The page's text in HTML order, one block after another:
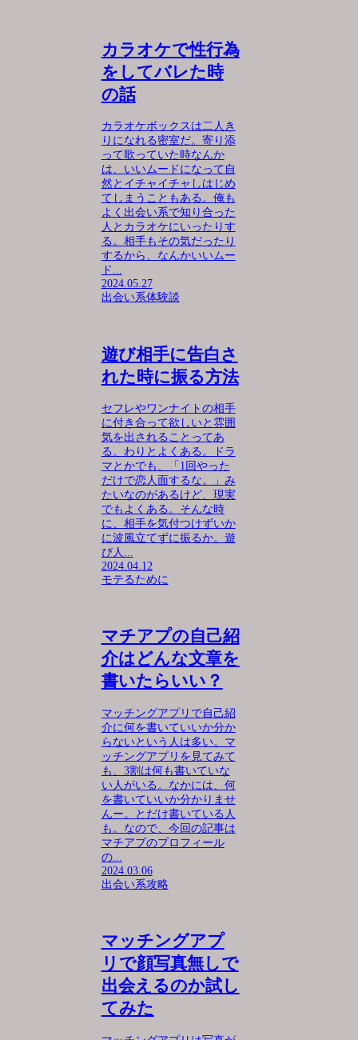
カラオケで性行為
をしてバレた時
の話
カラオケボックスは二人き
りになれる密室だ。寄り添
って歌っていた時なんか
は、いいムードになって自
然とイチャイチャしはじめ
てしまうこともある。俺も
よく出会い系で知り合った
人とカラオケにいったりす
る。相手もその気だったり
するから、なんかいいムー
ド...
2024.05.27
出会い系体験談
遊び相手に告白さ
れた時に振る方法
セフレやワンナイトの相手
に付き合って欲しいと雰囲
気を出されることってあ
る。わりとよくある。ドラ
マとかでも、「1回やった
だけで恋人面するな。」み
たいなのがあるけど、現実
でもよくある。そんな時
に、相手を気付つけずいか
に波風立てずに振るか。遊
び人...
2024.04.12
モテるために
マチアプの自己紹
介はどんな文章を
書いたらいい？
マッチングアプリで自己紹
介に何を書いていいか分か
らないという人は多い。マ
ッチングアプリを見てみて
も、3割は何も書いていな
い人がいる。なかには、何
を書いていいか分かりませ
んー。とだけ書いている人
も。なので、今回の記事は
マチアプのプロフィール
の...
2024.03.06
出会い系攻略
マッチングアプ
リで顔写真無しで
出会えるのか試し
てみた